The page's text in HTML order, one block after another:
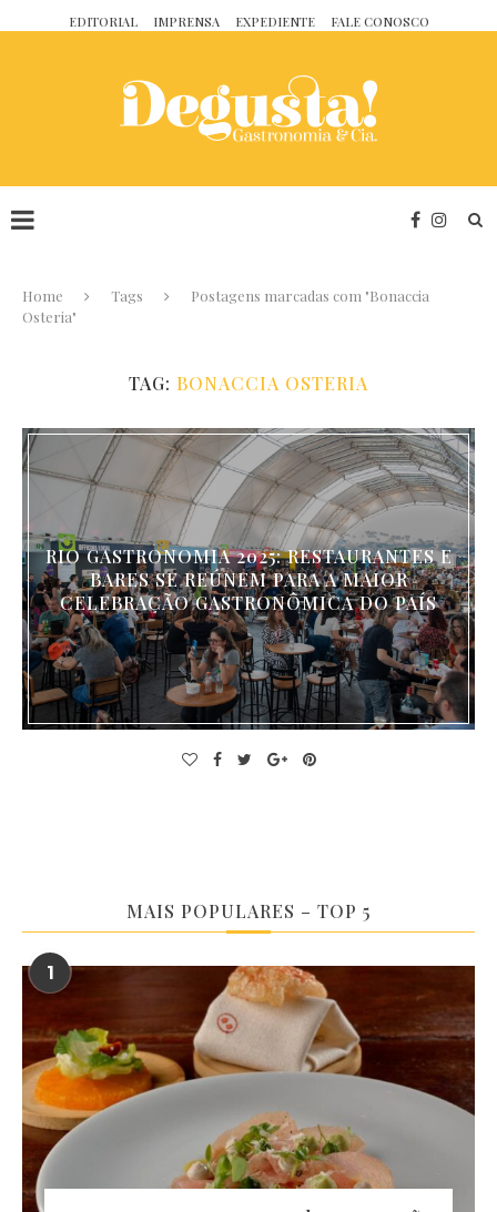
EDITORIAL IMPRENSA EXPEDIENTE FALE CONOSCO
Home Tags
Postagens marcadas com "Bonaccia
Osteria"
TAG: BONACCIA OSTERIA
RIO GASTRONOMIA 2025: RESTAURANTES E
BARES SE REÚNEM PARA A MAIOR
CELEBRAÇÃO GASTRONÔMICA DO PAÍS
MAIS POPULARES – TOP 5
1